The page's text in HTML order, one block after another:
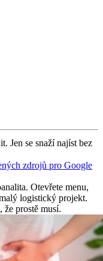
Jen se snaží najíst bez
zdrojů pro Google
Otevřete menu,
logistický projekt.
prostě musí.